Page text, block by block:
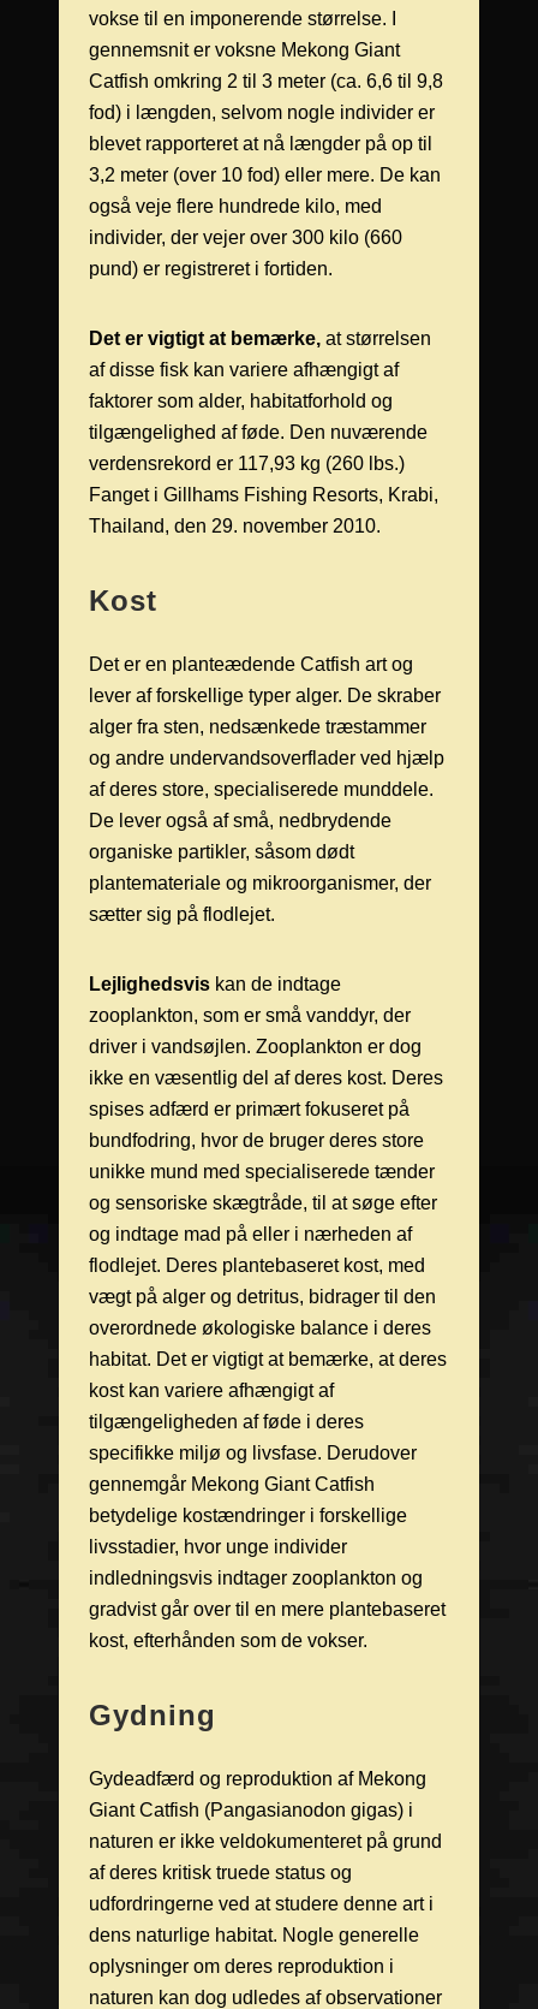
vokse til en imponerende størrelse. I
gennemsnit er voksne Mekong Giant
Catfish omkring 2 til 3 meter (ca. 6,6 til 9,8
fod) i længden, selvom nogle individer er
blevet rapporteret at nå længder på op til
3,2 meter (over 10 fod) eller mere. De kan
også veje flere hundrede kilo, med
individer, der vejer over 300 kilo (660
pund) er registreret i fortiden.
Det er vigtigt at bemærke, at størrelsen
af disse fisk kan variere afhængigt af
faktorer som alder, habitatforhold og
tilgængelighed af føde. Den nuværende
verdensrekord er 117,93 kg (260 lbs.)
Fanget i Gillhams Fishing Resorts, Krabi,
Thailand, den 29. november 2010.
Kost
Det er en planteædende Catfish art og
lever af forskellige typer alger. De skraber
alger fra sten, nedsænkede træstammer
og andre undervandsoverflader ved hjælp
af deres store, specialiserede munddele.
De lever også af små, nedbrydende
organiske partikler, såsom dødt
plantemateriale og mikroorganismer, der
sætter sig på flodlejet.
Lejlighedsvis kan de indtage
zooplankton, som er små vanddyr, der
driver i vandsøjlen. Zooplankton er dog
ikke en væsentlig del af deres kost. Deres
spises adfærd er primært fokuseret på
bundfodring, hvor de bruger deres store
unikke mund med specialiserede tænder
og sensoriske skægtråde, til at søge efter
og indtage mad på eller i nærheden af
flodlejet. Deres plantebaseret kost, med
vægt på alger og detritus, bidrager til den
overordnede økologiske balance i deres
habitat. Det er vigtigt at bemærke, at deres
kost kan variere afhængigt af
tilgængeligheden af føde i deres
specifikke miljø og livsfase. Derudover
gennemgår Mekong Giant Catfish
betydelige kostændringer i forskellige
livsstadier, hvor unge individer
indledningsvis indtager zooplankton og
gradvist går over til en mere plantebaseret
kost, efterhånden som de vokser.
Gydning
Gydeadfærd og reproduktion af Mekong
Giant Catfish (Pangasianodon gigas) i
naturen er ikke veldokumenteret på grund
af deres kritisk truede status og
udfordringerne ved at studere denne art i
dens naturlige habitat. Nogle generelle
oplysninger om deres reproduktion i
naturen kan dog udledes af observationer